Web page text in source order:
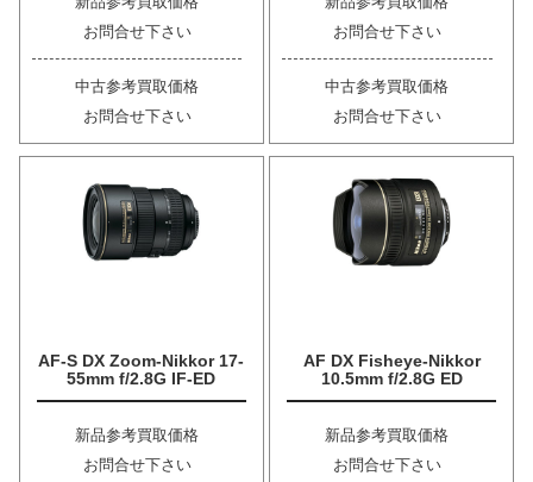
お問合せ下さい
中古参考買取価格
お問合せ下さい
お問合せ下さい
中古参考買取価格
お問合せ下さい
AF-S DX Zoom-Nikkor 17-
55mm f/2.8G IF-ED
新品参考買取価格
お問合せ下さい
AF DX Fisheye-Nikkor
10.5mm f/2.8G ED
新品参考買取価格
お問合せ下さい